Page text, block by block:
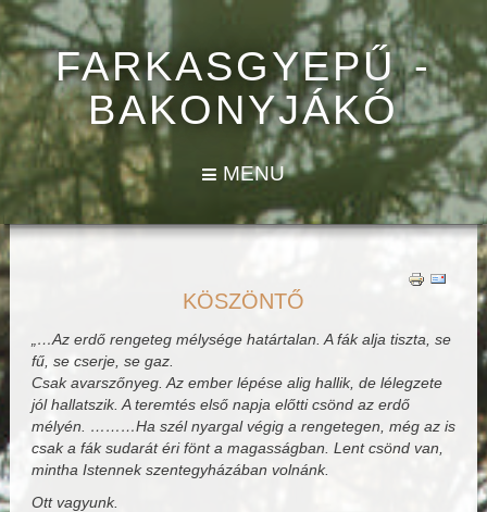
FARKASGYEPŰ -
BAKONYJÁKÓ
MENU
KÖSZÖNTŐ
„…Az erdő rengeteg mélysége határtalan. A fák alja tiszta, se
fű, se cserje, se gaz.
Csak avarszőnyeg. Az ember lépése alig hallik, de lélegzete
jól hallatszik. A teremtés első napja előtti csönd az erdő
mélyén. ………Ha szél nyargal végig a rengetegen, még az is
csak a fák sudarát éri fönt a magasságban. Lent csönd van,
mintha Istennek szentegyházában volnánk.
Ott vagyunk.